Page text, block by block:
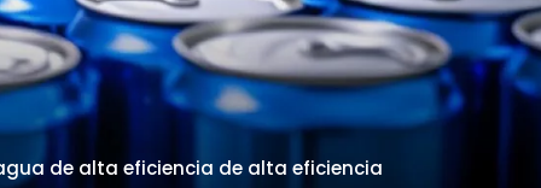
de alta eficiencia de alta eficiencia